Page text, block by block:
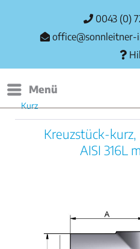
0043 (0)
Menü
Kurz
Kreuzstück-kurz,
AISI 316L